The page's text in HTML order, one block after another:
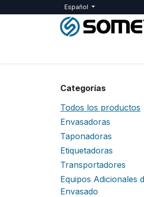
Español
Categorías
Todos los productos
Envasadoras
Taponadoras
Etiquetadoras
Transportadores
Equipos Adicionales
Envasado